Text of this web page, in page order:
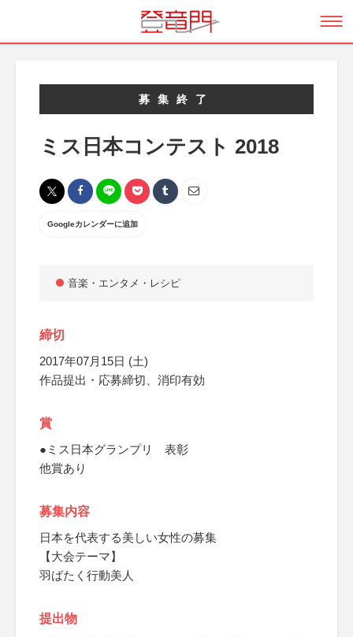
募集終了
ミス日本コンテスト 2018
Googleカレンダーに追加
音楽・エンタメ・レシピ
締切
2017年07月15日 (土)
作品提出・応募締切、消印有効
賞
●ミス日本グランプリ 表彰
他賞あり
募集内容
日本を代表する美しい女性の募集
【大会テーマ】
羽ばたく行動美人
提出物